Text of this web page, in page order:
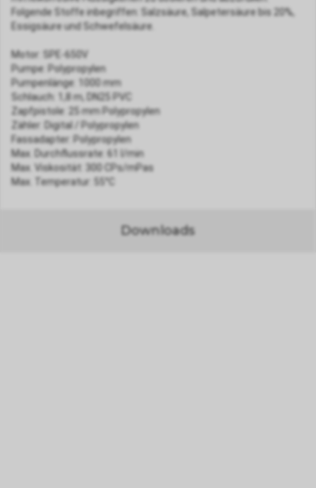
Folgende Stoffe inbegriffen: Salzsäure, Salpetersäure bis 20%,
Essigsäure und Schwefelsäure.
Motor: SPE-650V
Pumpe: Polypropylen
Pumpenlänge: 1000 mm
Schlauch: 1,8 m, DN25 PVC
Zapfpistole: 25 mm Polypropylen
Zähler: Digital / Polypropylen
Fassadapter: Polypropylen
Max. Durchflussrate: 61 l/min
Max. Viskosität: 300 CPs/mPas
Max. Temperatur: 55°C
Downloads